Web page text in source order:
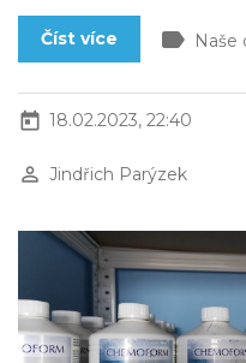
Číst více label Naše
today 18.02.2023, 22:40
perm_identity Jindřich Parýzek